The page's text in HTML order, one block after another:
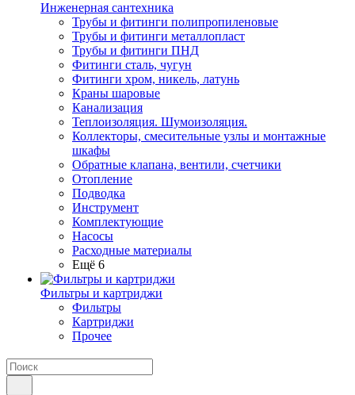
Инженерная сантехника
Трубы и фитинги полипропиленовые
Трубы и фитинги металлопласт
Трубы и фитинги ПНД
Фитинги сталь, чугун
Фитинги хром, никель, латунь
Краны шаровые
Канализация
Теплоизоляция. Шумоизоляция.
Коллекторы, смесительные узлы и монтажные
шкафы
Обратные клапана, вентили, счетчики
Отопление
Подводка
Инструмент
Комплектующие
Насосы
Расходные материалы
Ещё 6
Фильтры и картриджи
Фильтры
Картриджи
Прочее